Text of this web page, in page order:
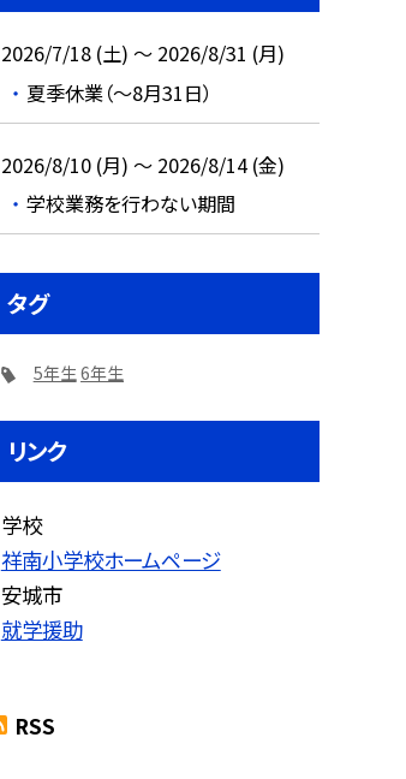
2026/7/18 (土) ～ 2026/8/31 (月)
夏季休業（～8月31日）
2026/8/10 (月) ～ 2026/8/14 (金)
学校業務を行わない期間
タグ
5年生6年生
リンク
学校
祥南小学校ホームページ
安城市
就学援助
RSS